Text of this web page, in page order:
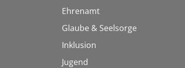
Ehrenamt
Glaube & Seelsorge
Inklusion
Jugend